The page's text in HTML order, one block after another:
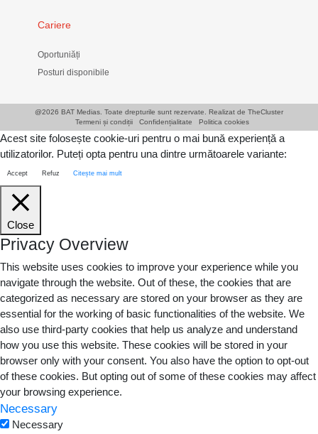
Cariere
Oportuniăți
Posturi disponibile
@2026 BAT Medias. Toate drepturile sunt rezervate. Realizat de TheCluster
Termeni și condiții
Confidențialitate Politica cookies
Acest site folosește cookie-uri pentru o mai bună experiență a
utilizatorilor. Puteți opta pentru una dintre următoarele variante:
Accept Refuz Citește mai mult
Close
Privacy Overview
This website uses cookies to improve your experience while you
navigate through the website. Out of these, the cookies that are
categorized as necessary are stored on your browser as they are
essential for the working of basic functionalities of the website. We
also use third-party cookies that help us analyze and understand
how you use this website. These cookies will be stored in your
browser only with your consent. You also have the option to opt-out
of these cookies. But opting out of some of these cookies may affect
your browsing experience.
Necessary
Necessary